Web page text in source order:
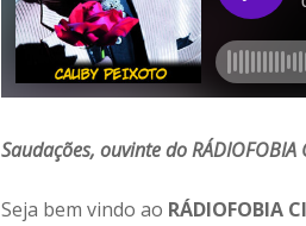
Saudações, ouvinte do RÁDIOFOBIA
Seja bem vindo ao RÁDIOFOBIA